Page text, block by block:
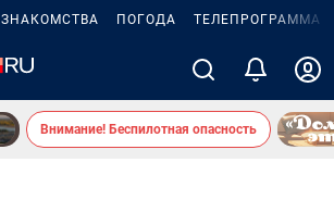
ЗНАКОМСТВА ПОГОДА ТЕЛЕПРОГРАММА
Внимание! Беспилотная опасность